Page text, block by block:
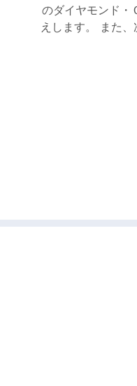
のダイヤモンド・
えします。 また